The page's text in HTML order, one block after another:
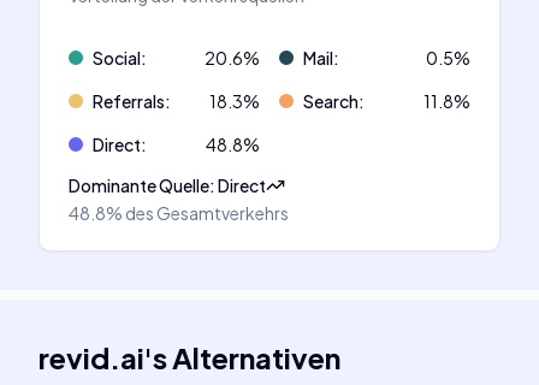
Social: 20.6% Mail: 0.5%
Referrals: 18.3% Search: 11.8%
Direct: 48.8%
Dominante Quelle:Direct
48.8% des Gesamtverkehrs
revid.ai'sAlternativen